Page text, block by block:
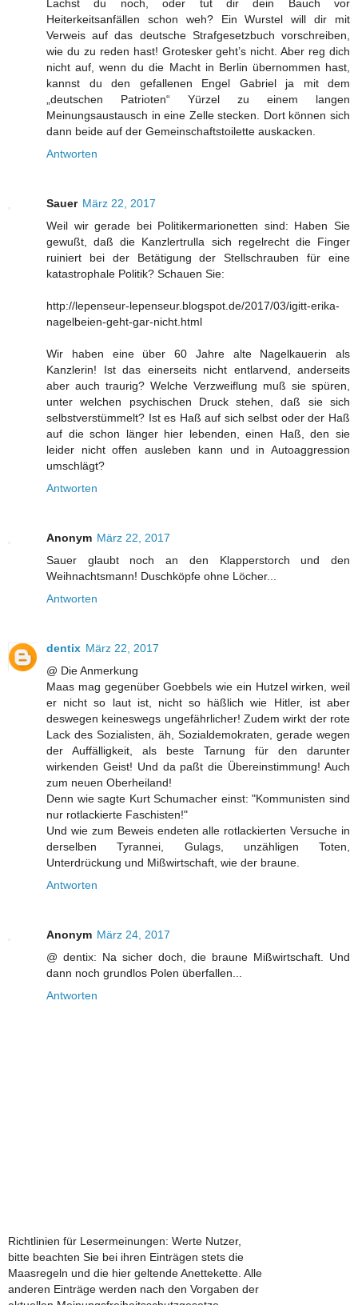
Lachst du noch, oder tut dir dein Bauch vor
Heiterkeitsanfällen schon weh? Ein Wurstel will dir mit
Verweis auf das deutsche Strafgesetzbuch vorschreiben,
wie du zu reden hast! Grotesker geht’s nicht. Aber reg dich
nicht auf, wenn du die Macht in Berlin übernommen hast,
kannst du den gefallenen Engel Gabriel ja mit dem
„deutschen Patrioten“ Yürzel zu einem langen
Meinungsaustausch in eine Zelle stecken. Dort können sich
dann beide auf der Gemeinschaftstoilette auskacken.
Antworten
Sauer März 22, 2017
Weil wir gerade bei Politikermarionetten sind: Haben Sie
gewußt, daß die Kanzlertrulla sich regelrecht die Finger
ruiniert bei der Betätigung der Stellschrauben für eine
katastrophale Politik? Schauen Sie:
http://lepenseur-lepenseur.blogspot.de/2017/03/igitt-erika-
nagelbeien-geht-gar-nicht.html
Wir haben eine über 60 Jahre alte Nagelkauerin als
Kanzlerin! Ist das einerseits nicht entlarvend, anderseits
aber auch traurig? Welche Verzweiflung muß sie spüren,
unter welchen psychischen Druck stehen, daß sie sich
selbstverstümmelt? Ist es Haß auf sich selbst oder der Haß
auf die schon länger hier lebenden, einen Haß, den sie
leider nicht offen ausleben kann und in Autoaggression
umschlägt?
Antworten
Anonym März 22, 2017
Sauer glaubt noch an den Klapperstorch und den
Weihnachtsmann! Duschköpfe ohne Löcher...
Antworten
dentix März 22, 2017
@ Die Anmerkung
Maas mag gegenüber Goebbels wie ein Hutzel wirken, weil
er nicht so laut ist, nicht so häßlich wie Hitler, ist aber
deswegen keineswegs ungefährlicher! Zudem wirkt der rote
Lack des Sozialisten, äh, Sozialdemokraten, gerade wegen
der Auffälligkeit, als beste Tarnung für den darunter
wirkenden Geist! Und da paßt die Übereinstimmung! Auch
zum neuen Oberheiland!
Denn wie sagte Kurt Schumacher einst: "Kommunisten sind
nur rotlackierte Faschisten!"
Und wie zum Beweis endeten alle rotlackierten Versuche in
derselben Tyrannei, Gulags, unzähligen Toten,
Unterdrückung und Mißwirtschaft, wie der braune.
Antworten
Anonym März 24, 2017
@ dentix: Na sicher doch, die braune Mißwirtschaft. Und
dann noch grundlos Polen überfallen...
Antworten
Richtlinien für Lesermeinungen: Werte Nutzer,
bitte beachten Sie bei ihren Einträgen stets die
Maasregeln und die hier geltende Anettekette. Alle
anderen Einträge werden nach den Vorgaben der